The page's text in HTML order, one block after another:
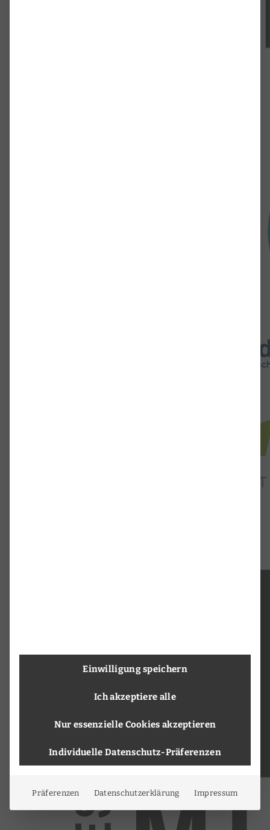
Einwilligung speichern
Ich akzeptiere alle
Nur essenzielle Cookies akzeptieren
Individuelle Datenschutz-Präferenzen
Präferenzen Datenschutzerklärung Impressum